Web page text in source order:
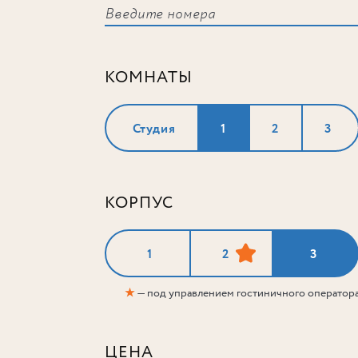
КОМНАТЫ
Студия 1 2 3
КОРПУС
1 2 3
★— под управлением гостиничного
ЦЕНА